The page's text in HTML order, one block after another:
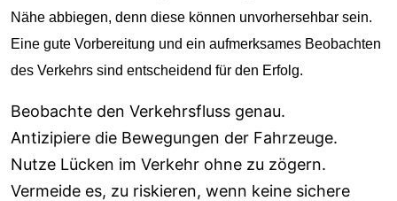
Nähe abbiegen, denn diese können unvorhersehbar sein.
Eine gute Vorbereitung und ein aufmerksames Beobachten
des Verkehrs sind entscheidend für den Erfolg.
Beobachte den Verkehrsfluss genau.
Antizipiere die Bewegungen der Fahrzeuge.
Nutze Lücken im Verkehr ohne zu zögern.
Vermeide es, zu riskieren, wenn keine sichere